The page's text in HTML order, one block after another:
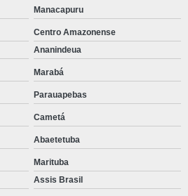
Manacapuru
Centro Amazonense
Ananindeua
Marabá
Parauapebas
Cametá
Abaetetuba
Marituba
Assis Brasil